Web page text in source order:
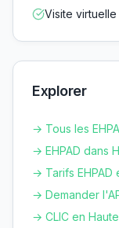
Visite
Explorer
→ Tous les
→ EHPAD dans
→ Tarifs EHPAD
→ Demander
→ CLIC en